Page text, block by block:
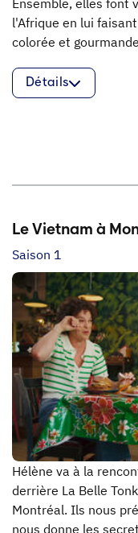
Ensemble, elles font
l'Afrique en lui
colorée et
Détails
Le Vietnam à
Saison 1
Hélène va à la
derrière La Belle
Montréal. Ils nous
nous donne les